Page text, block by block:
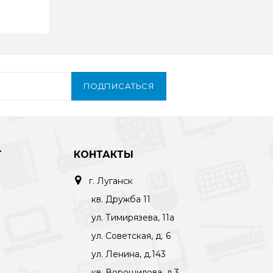
ПОДПИСАТЬСЯ
КОНТАКТЫ
г. Луганск
кв. Дружба 11
ул. Тимирязева, 11а
ул. Советская, д. 6
ул. Ленина, д.143